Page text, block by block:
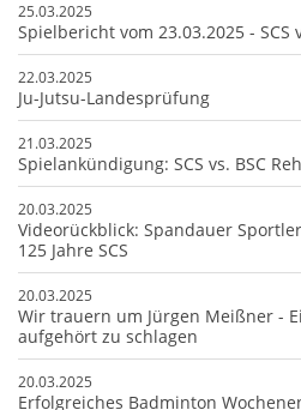
25.03.2025
Spielbericht vom 23.03.2025 - SCS
22.03.2025
Ju-Jutsu-Landesprüfung
21.03.2025
Spielankündigung: SCS vs. BSC
20.03.2025
Videorückblick: Spandauer
125 Jahre SCS
20.03.2025
Wir trauern um Jürgen Meißner -
aufgehört zu schlagen
20.03.2025
Erfolgreiches Badminton